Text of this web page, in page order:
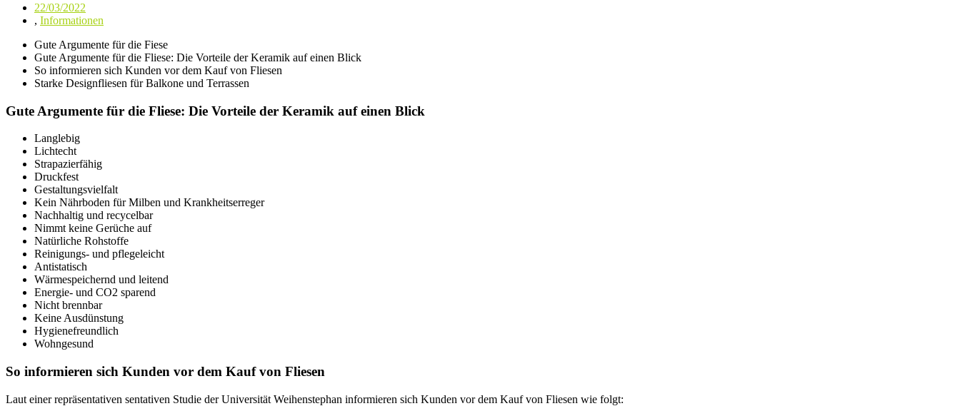
22/03/2022
, Informationen
Gute Argumente für die Fiese
Gute Argumente für die Fliese: Die Vorteile der Keramik auf einen Blick
So informieren sich Kunden vor dem Kauf von Fliesen
Starke Designfliesen für Balkone und Terrassen
Gute Argumente für die Fliese: Die Vorteile der Keramik auf einen Blick
Langlebig
Lichtecht
Strapazierfähig
Druckfest
Gestaltungsvielfalt
Kein Nährboden für Milben und Krankheitserreger
Nachhaltig und recycelbar
Nimmt keine Gerüche auf
Natürliche Rohstoffe
Reinigungs- und pflegeleicht
Antistatisch
Wärmespeichernd und leitend
Energie- und CO2 sparend
Nicht brennbar
Keine Ausdünstung
Hygienefreundlich
Wohngesund
So informieren sich Kunden vor dem Kauf von Fliesen
Laut einer repräsentativen sentativen Studie der Universität Weihenstephan informieren sich Kunden vor dem Kauf von Fliesen wie folgt: